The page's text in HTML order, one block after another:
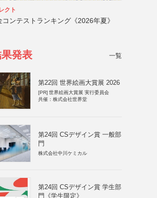
クト
コンテストランキング《2026年夏》
発表 一覧
第22回 世界絵画大賞展 2026
[PR] 世界絵画大賞展 実行委員会
共催：株式会社世界堂
第24回 CSデザイン賞 一般部
門
株式会社中川ケミカル
第24回 CSデザイン賞 学生部
門《学生限定》